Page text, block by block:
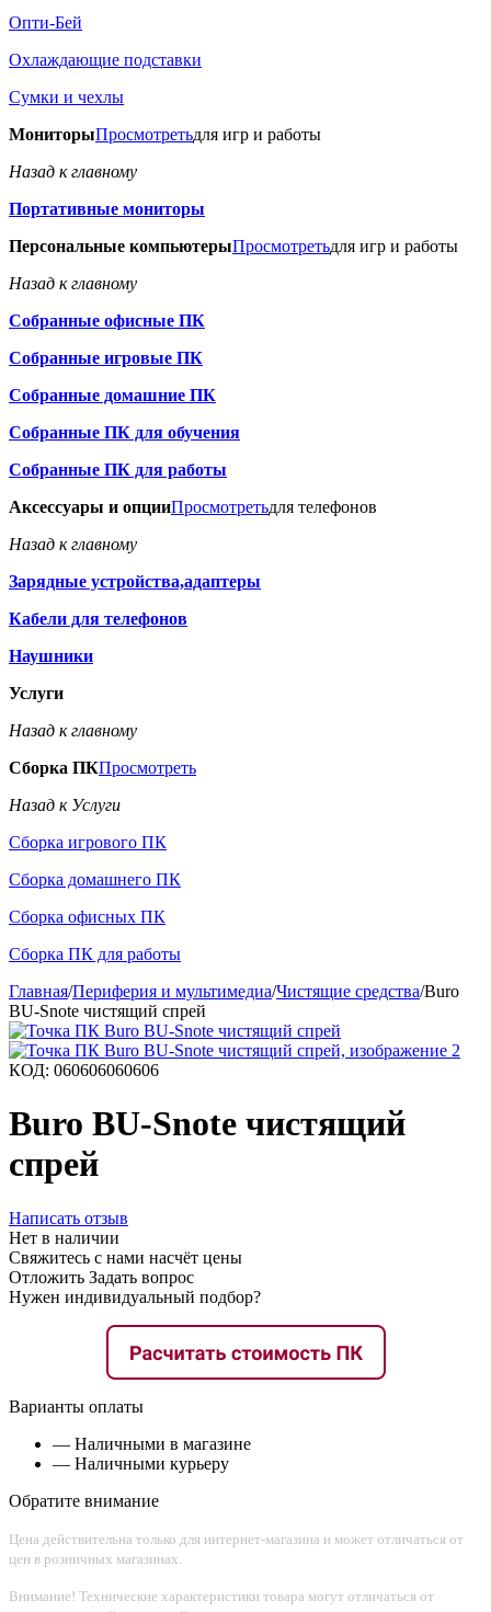
Опти-Бей
Охлаждающие подставки
Сумки и чехлы
МониторыПросмотретьдля игр и работы
Назад к главному
Портативные мониторы
Персональные компьютерыПросмотретьдля игр и работы
Назад к главному
Собранные офисные ПК
Собранные игровые ПК
Собранные домашние ПК
Собранные ПК для обучения
Собранные ПК для работы
Аксессуары и опцииПросмотретьдля телефонов
Назад к главному
Зарядные устройства,адаптеры
Кабели для телефонов
Наушники
Услуги
Назад к главному
Сборка ПКПросмотреть
Назад к Услуги
Сборка игрового ПК
Сборка домашнего ПК
Сборка офисных ПК
Сборка ПК для работы
Главная/Периферия и мультимедиа/Чистящие средства/Buro
BU-Snote чистящий спрей
КОД: 060606060606
Buro BU-Snote чистящий
спрей
Написать отзыв
Нет в наличии
Свяжитесь с нами насчёт цены
Отложить Задать вопрос
Нужен индивидуальный подбор?
Варианты оплаты
— Наличными в магазине
— Наличными курьеру
Обратите внимание
Цена действительна только для интернет-магазина и может отличаться от
цен в розничных магазинах.
Внимание! Технические характеристики товара могут отличаться от